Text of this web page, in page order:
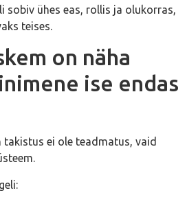
sobiv ühes eas, rollis ja olukorras,
teises.
on näha
ise endas
takistus ei ole teadmatus, vaid